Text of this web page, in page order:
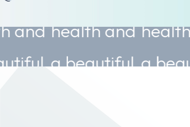
and
beautiful
health and
a beautiful